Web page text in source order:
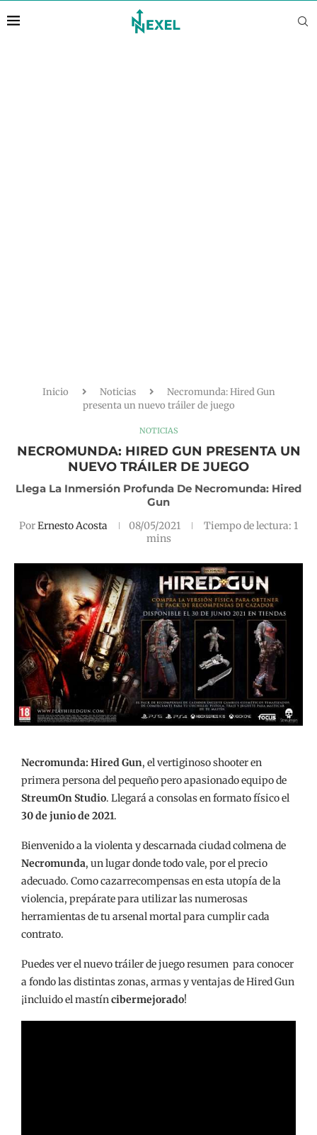
Inicio Noticias
Necromunda: Hired Gun
presenta un nuevo tráiler de juego
NOTICIAS
NECROMUNDA: HIRED GUN PRESENTA UN
NUEVO TRÁILER DE JUEGO
Llega La Inmersión Profunda De Necromunda: Hired
Gun
PorErnesto Acosta 08/05/2021
Necromunda: Hired Gun, el vertiginoso shooter en
primera persona del pequeño pero apasionado equipo de
StreumOn Studio. Llegará a consolas en formato físico el
30 de junio de 2021.
Bienvenido a la violenta y descarnada ciudad colmena de
Necromunda, un lugar donde todo vale, por el precio
adecuado. Como cazarrecompensas en esta utopía de la
violencia, prepárate para utilizar las numerosas
herramientas de tu arsenal mortal para cumplir cada
contrato.
Puedes ver el nuevo tráiler de juego resumen para conocer
a fondo las distintas zonas, armas y ventajas de Hired Gun
¡incluido el mastíncibermejorado!